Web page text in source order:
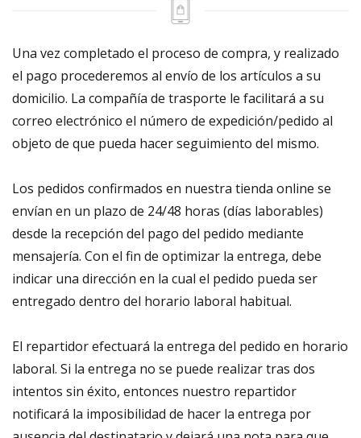
Una vez completado el proceso de compra, y realizado
el pago procederemos al envío de los artículos a su
domicilio. La compañía de trasporte le facilitará a su
correo electrónico el número de expedición/pedido al
objeto de que pueda hacer seguimiento del mismo.
Los pedidos confirmados en nuestra tienda online se
envían en un plazo de 24/48 horas (días laborables)
desde la recepción del pago del pedido mediante
mensajería. Con el fin de optimizar la entrega, debe
indicar una dirección en la cual el pedido pueda ser
entregado dentro del horario laboral habitual.
El repartidor efectuará la entrega del pedido en horario
laboral. Si la entrega no se puede realizar tras dos
intentos sin éxito, entonces nuestro repartidor
notificará la imposibilidad de hacer la entrega por